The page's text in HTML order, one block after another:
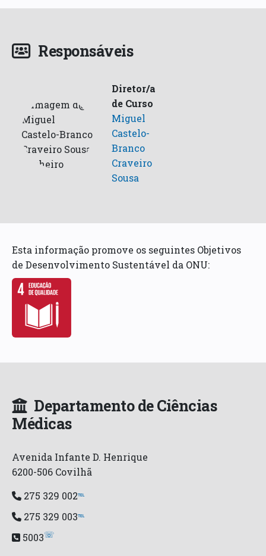
Responsáveis
Diretor/a
de Curso
Miguel
Castelo-
Branco
Craveiro
Sousa
Esta informação promove os seguintes Objetivos
de Desenvolvimento Sustentável da ONU:
Departamento de Ciências
Médicas
Avenida Infante D. Henrique
6200-506 Covilhã
275 329 002℡
275 329 003℡
5003☏